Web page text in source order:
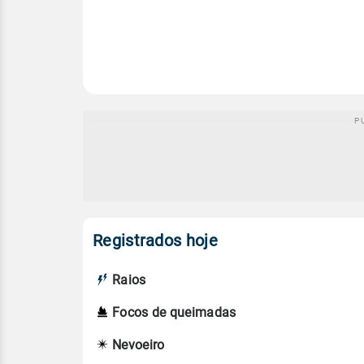
Registrados hoje
Raios
Focos de queimadas
Nevoeiro